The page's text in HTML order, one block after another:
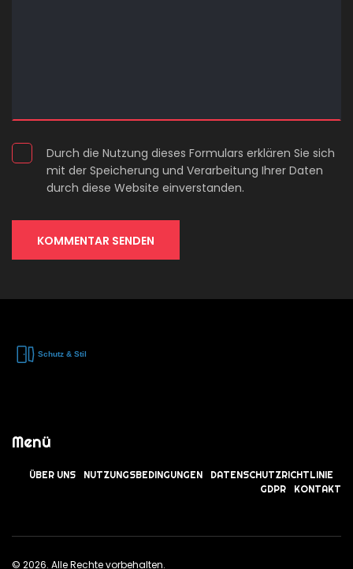
Durch die Nutzung dieses Formulars erklären Sie sich
mit der Speicherung und Verarbeitung Ihrer Daten
durch diese Website einverstanden.
KOMMENTAR SENDEN
Menü
ÜBER UNS NUTZUNGSBEDINGUNGEN
DATENSCHUTZRICHTLINIE
GDPR
KONTAKT
© 2026. Alle Rechte vorbehalten.